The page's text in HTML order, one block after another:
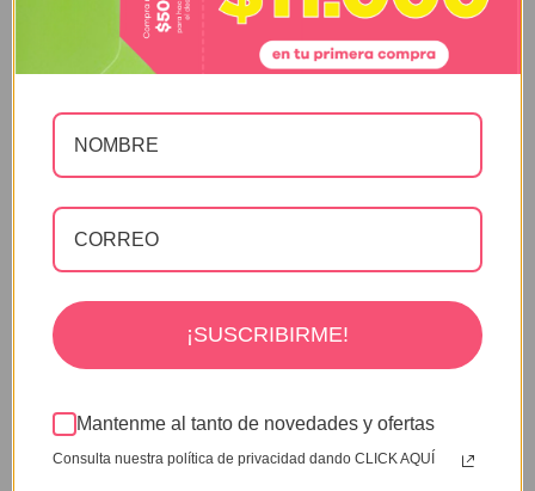
mesa de noche
Ancho: 40 cm
ble
NO
cabecero
¡SUSCRIBIRME!
Mantenme al tanto de novedades y ofertas
Consulta nuestra política de privacidad dando CLICK AQUÍ